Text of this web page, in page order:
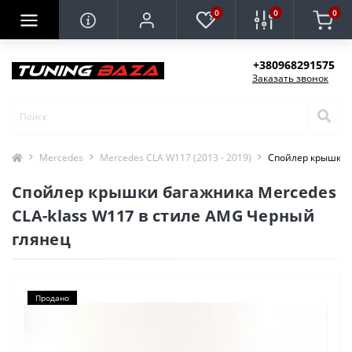
0 0 0
+380968291575
Заказать звонок
Mercedes Mercedes CLA W117 (2013 - 2019) Спойлер крышки
Спойлер крышки багажника Mercedes
CLA-klass W117 в стиле AMG Черный
глянец
Продано